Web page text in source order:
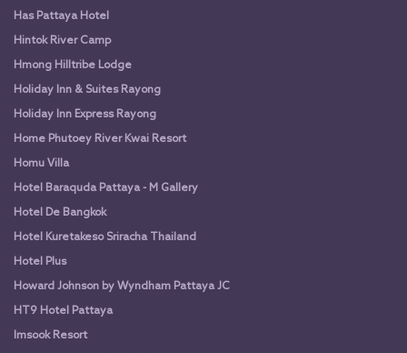
Has Pattaya Hotel
Hintok River Camp
Hmong Hilltribe Lodge
Holiday Inn & Suites Rayong
Holiday Inn Express Rayong
Home Phutoey River Kwai Resort
Homu Villa
Hotel Baraquda Pattaya - M Gallery
Hotel De Bangkok
Hotel Kuretakeso Sriracha Thailand
Hotel Plus
Howard Johnson by Wyndham Pattaya JC
HT9 Hotel Pattaya
Imsook Resort